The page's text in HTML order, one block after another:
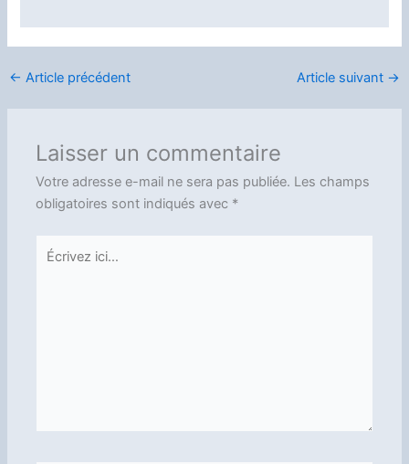
← Article précédent Article suivant →
Laisser un commentaire
Votre adresse e-mail ne sera pas publiée. Les champs
obligatoires sont indiqués avec *
Écrivez
ici…